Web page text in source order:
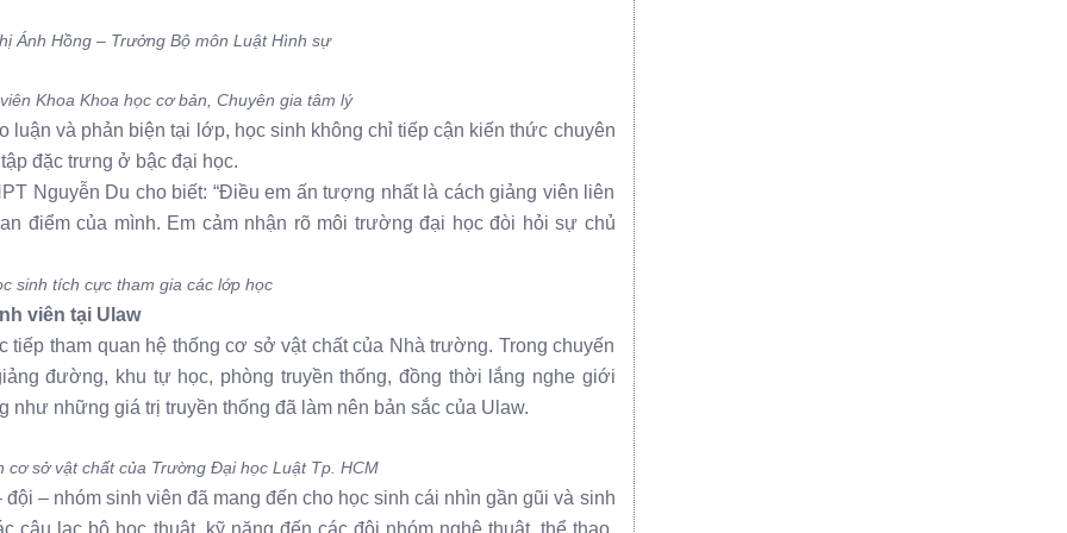
Ánh Hồng – Trưởng Bộ môn Luật Hình sự
Khoa Khoa học cơ bản, Chuyên gia tâm lý
luận và phản biện tại lớp, học sinh không chỉ tiếp cận kiến thức chuyên
đặc trưng ở bậc đại học.
Nguyễn Du cho biết: “Điều em ấn tượng nhất là cách giảng viên liên
điểm của mình. Em cảm nhận rõ môi trường đại học đòi hỏi sự chủ
sinh tích cực tham gia các lớp học
viên tại Ulaw
tham quan hệ thống cơ sở vật chất của Nhà trường. Trong chuyến
đường, khu tự học, phòng truyền thống, đồng thời lắng nghe giới
như những giá trị truyền thống đã làm nên bản sắc của Ulaw.
cơ sở vật chất của Trường Đại học Luật Tp. HCM
– nhóm sinh viên đã mang đến cho học sinh cái nhìn gần gũi và sinh
lạc bộ học thuật, kỹ năng đến các đội nhóm nghệ thuật, thể thao,